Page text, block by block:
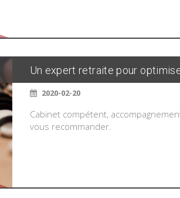
Un expert retraite pour
2020-02-20
Cabinet compétent,
vous recommander.